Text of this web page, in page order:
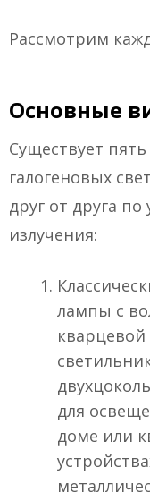
Рассмотрим
Основные
Существует
галогеновых
друг от друга
излучения:
лампы с
для
доме или